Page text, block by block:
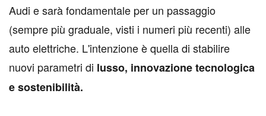
Audi e sarà fondamentale per un passaggio
(sempre più graduale, visti i numeri più recenti) alle
auto elettriche. L'intenzione è quella di stabilire
nuovi parametri di lusso, innovazione tecnologica
e sostenibilità.